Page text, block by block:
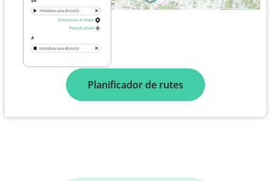
Planificador de rutes